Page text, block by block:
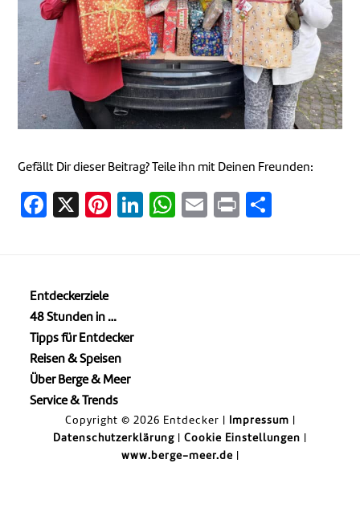
Gefällt Dir dieser Beitrag? Teile ihn mit Deinen Freunden:
Facebook
X Pinterest
LinkedIn
WhatsApp
EmailPrint
Entdeckerziele
48 Stunden in …
Tipps für Entdecker
Reisen & Speisen
Über Berge & Meer
Service & Trends
Copyright © 2026 Entdecker | Impressum
Datenschutzerklärung
Cookie Einstellungen
www.berge-meer.de|